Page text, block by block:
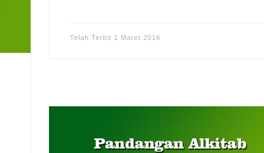
Telah Terbit 1 Maret 2016